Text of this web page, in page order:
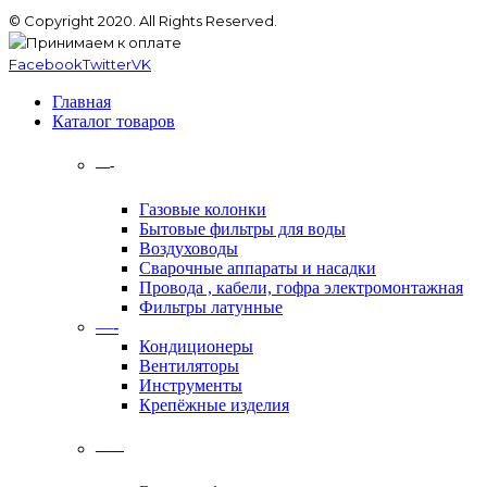
© Copyright 2020. All Rights Reserved.
FacebookTwitterVK
Главная
Каталог товаров
—-
Газовые колонки
Бытовые фильтры для воды
Воздуховоды
Сварочные аппараты и насадки
Провода , кабели, гофра электромонтажная
Фильтры латунные
—-
Кондиционеры
Вентиляторы
Инструменты
Крепёжные изделия
——